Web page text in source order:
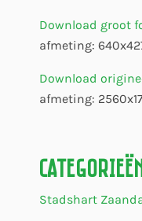
Download groot
afmeting:
Download
afmeting:
Stadshart